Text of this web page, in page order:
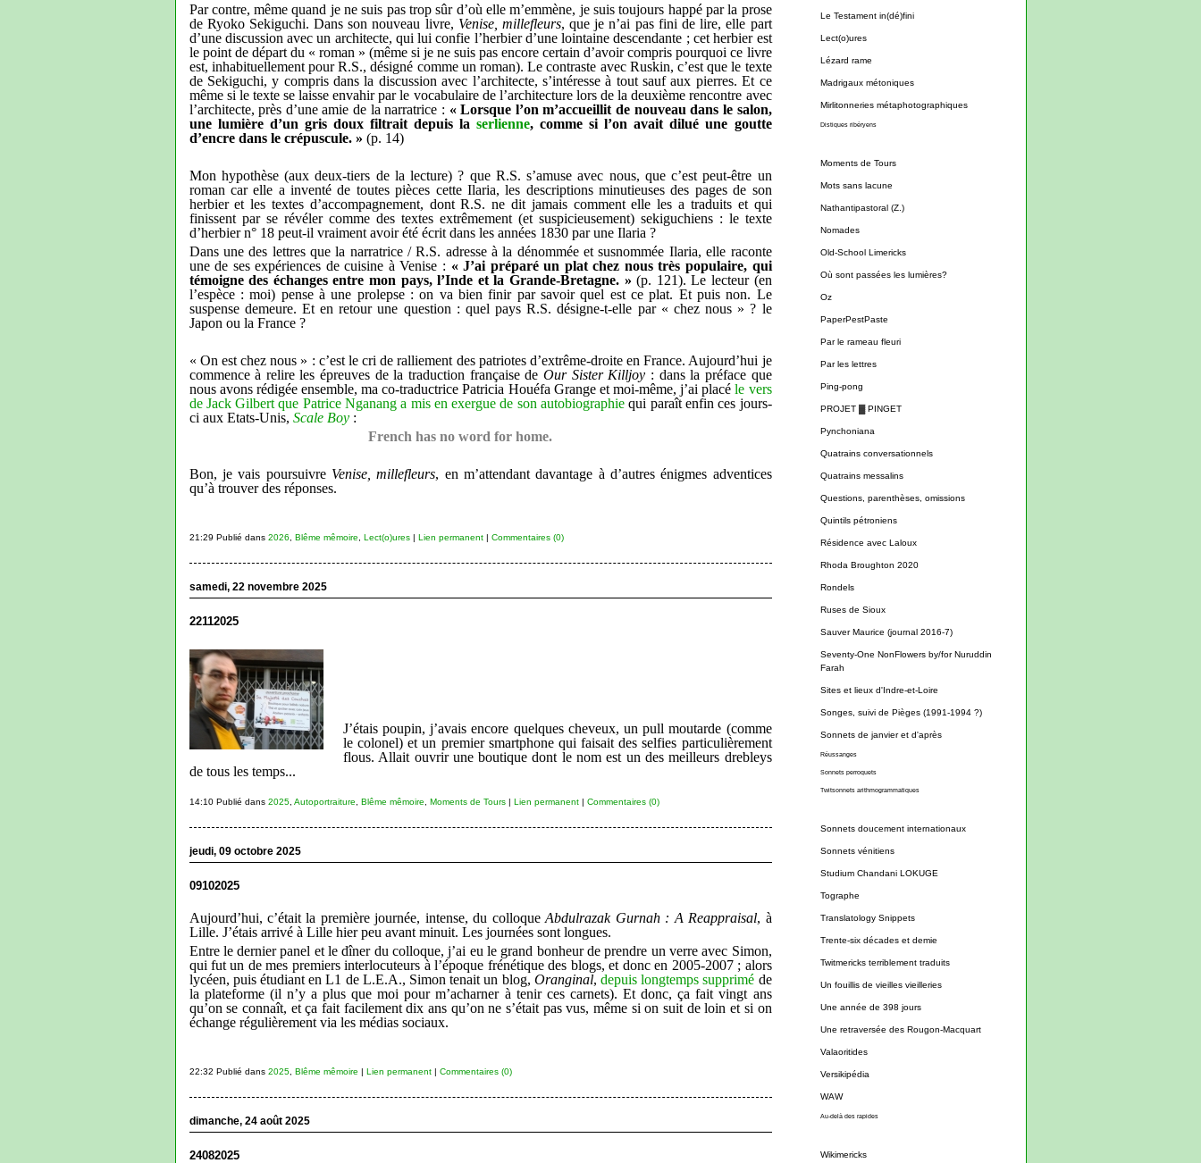
Le Testament in(dé)fini
Lect(o)ures
Lézard rame
Madrigaux métoniques
Mirlitonneries métaphotographiques
Distiques ribéryens
Moments de Tours
Mots sans lacune
Nathantipastoral (Z.)
Nomades
Old-School Limericks
Où sont passées les lumières?
Oz
PaperPestPaste
Par le rameau fleuri
Par les lettres
Ping-pong
PROJET ▓ PINGET
Pynchoniana
Quatrains conversationnels
Quatrains messalins
Questions, parenthèses, omissions
Quintils pétroniens
Résidence avec Laloux
Rhoda Broughton 2020
Rondels
Ruses de Sioux
Sauver Maurice (journal 2016-7)
Seventy-One NonFlowers by/for Nuruddin
Farah
Sites et lieux d'Indre-et-Loire
Songes, suivi de Pièges (1991-1994 ?)
Sonnets de janvier et d'après
Réussanges
Sonnets perroquets
Twitsonnets arithmogrammatiques
Sonnets doucement internationaux
Sonnets vénitiens
Studium Chandani LOKUGE
Tographe
Translatology Snippets
Trente-six décades et demie
Twitmericks terriblement traduits
Un fouillis de vieilles vieilleries
Une année de 398 jours
Une retraversée des Rougon-Macquart
Valaoritides
Versikipédia
WAW
Au-delà des rapides
Wikimericks
Par contre, même quand je ne suis pas trop sûr d’où elle m’emmène, je suis toujours happé par la prose
de Ryoko Sekiguchi. Dans son nouveau livre, Venise, millefleurs, que je n’ai pas fini de lire, elle part
d’une discussion avec un architecte, qui lui confie l’herbier d’une lointaine descendante ; cet herbier est
le point de départ du « roman » (même si je ne suis pas encore certain d’avoir compris pourquoi ce livre
est, inhabituellement pour R.S., désigné comme un roman). Le contraste avec Ruskin, c’est que le texte
de Sekiguchi, y compris dans la discussion avec l’architecte, s’intéresse à tout sauf aux pierres. Et ce
même si le texte se laisse envahir par le vocabulaire de l’architecture lors de la deuxième rencontre avec
l’architecte, près d’une amie de la narratrice : « Lorsque l’on m’accueillit de nouveau dans le salon,
une lumière d’un gris doux filtrait depuis laserlienne, comme si l’on avait dilué une goutte
d’encre dans le crépuscule. » (p. 14)
Mon hypothèse (aux deux-tiers de la lecture) ? que R.S. s’amuse avec nous, que c’est peut-être un
roman car elle a inventé de toutes pièces cette Ilaria, les descriptions minutieuses des pages de son
herbier et les textes d’accompagnement, dont R.S. ne dit jamais comment elle les a traduits et qui
finissent par se révéler comme des textes extrêmement (et suspicieusement) sekiguchiens : le texte
d’herbier n° 18 peut-il vraiment avoir été écrit dans les années 1830 par une Ilaria ?
Dans une des lettres que la narratrice / R.S. adresse à la dénommée et susnommée Ilaria, elle raconte
une de ses expériences de cuisine à Venise : « J’ai préparé un plat chez nous très populaire, qui
témoigne des échanges entre mon pays, l’Inde et la Grande-Bretagne. » (p. 121). Le lecteur (en
l’espèce : moi) pense à une prolepse : on va bien finir par savoir quel est ce plat. Et puis non. Le
suspense demeure. Et en retour une question : quel pays R.S. désigne-t-elle par « chez nous » ? le
Japon ou la France ?
« On est chez nous » : c’est le cri de ralliement des patriotes d’extrême-droite en France. Aujourd’hui je
commence à relire les épreuves de la traduction française de Our Sister Killjoy : dans la préface que
nous avons rédigée ensemble, ma co-traductrice Patricia Houéfa Grange et moi-même, j’ai placéle vers
de Jack Gilbert que Patrice Nganang a mis en exergue de son autobiographie qui paraît enfin ces jours-
ci aux Etats-Unis, Scale Boy:
French has no word for home.
Bon, je vais poursuivre Venise, millefleurs, en m’attendant davantage à d’autres énigmes adventices
qu’à trouver des réponses.
21:29 Publié dans 2026 Blême mêmoire Lect(o)ures| Lien permanent| Commentaires (0)
samedi, 22 novembre 2025
22112025
J’étais poupin, j’avais encore quelques cheveux, un pull moutarde (comme
le colonel) et un premier smartphone qui faisait des selfies particulièrement
flous. Allait ouvrir une boutique dont le nom est un des meilleurs drebleys
de tous les temps...
14:10 Publié dans 2025, Autoportraiture Blême mêmoire Moments de Tours| Lien permanent| Commentaires (0)
jeudi, 09 octobre 2025
09102025
Aujourd’hui, c’était la première journée, intense, du colloqueAbdulrazak Gurnah : A Reappraisal, à
Lille. J’étais arrivé à Lille hier peu avant minuit. Les journées sont longues.
Entre le dernier panel et le dîner du colloque, j’ai eu le grand bonheur de prendre un verre avec Simon,
qui fut un de mes premiers interlocuteurs à l’époque frénétique des blogs, et donc en 2005-2007 ; alors
lycéen, puis étudiant en L1 de L.E.A., Simon tenait un blog, Oranginal, depuis longtemps supprimé de
la plateforme (il n’y a plus que moi pour m’acharner à tenir ces carnets). Et donc, ça fait vingt ans
qu’on se connaît, et ça fait facilement dix ans qu’on ne s’était pas vus, même si on suit de loin et si on
échange régulièrement via les médias sociaux.
22:32 Publié dans 2025, Blême mêmoire | Lien permanent| Commentaires (0)
dimanche, 24 août 2025
24082025